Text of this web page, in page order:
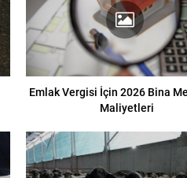
Emlak Vergisi İçin 2026 Bina
Maliyetleri